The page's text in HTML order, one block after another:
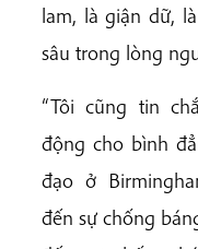
lam, là giận dữ,
sâu trong lòng
“Tôi cũng tin
động cho bình
đạo ở
đến sự chống